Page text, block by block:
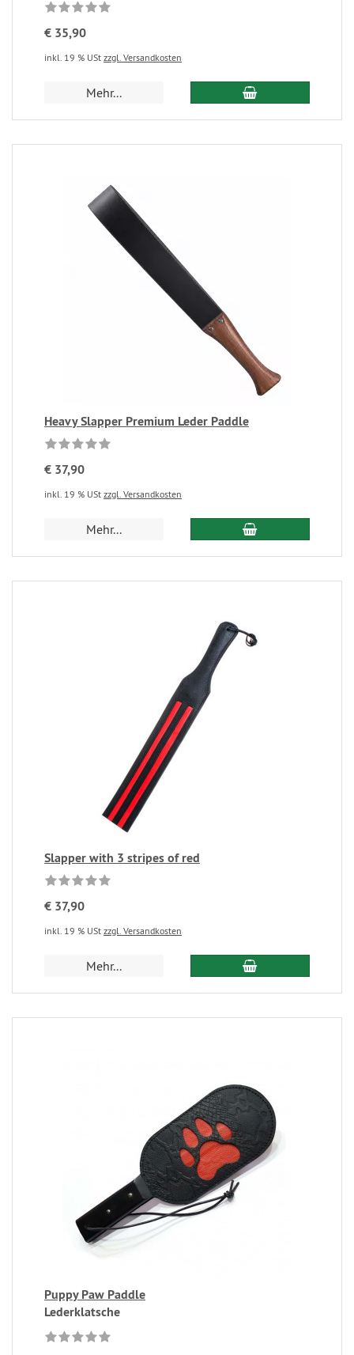
€ 35,90
inkl. 19 % USt zzgl. Versandkosten
Mehr...
Heavy Slapper Premium Leder Paddle
€ 37,90
inkl. 19 % USt zzgl. Versandkosten
Mehr...
Slapper with 3 stripes of red
€ 37,90
inkl. 19 % USt zzgl. Versandkosten
Mehr...
Puppy Paw Paddle
Lederklatsche